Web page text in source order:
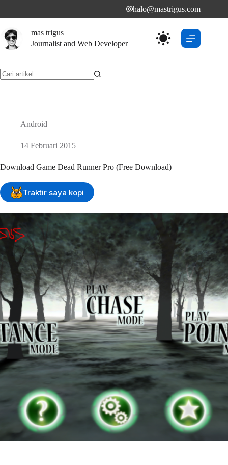
halo@mastrigus.com
mas trigus
Journalist and Web Developer
Android
14 Februari 2015
Download Game Dead Runner Pro (Free Download)
Traktir saya kopi